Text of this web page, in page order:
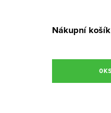
Nákupní košík
0